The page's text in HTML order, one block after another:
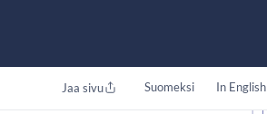
Jaa sivu Suomeksi In English